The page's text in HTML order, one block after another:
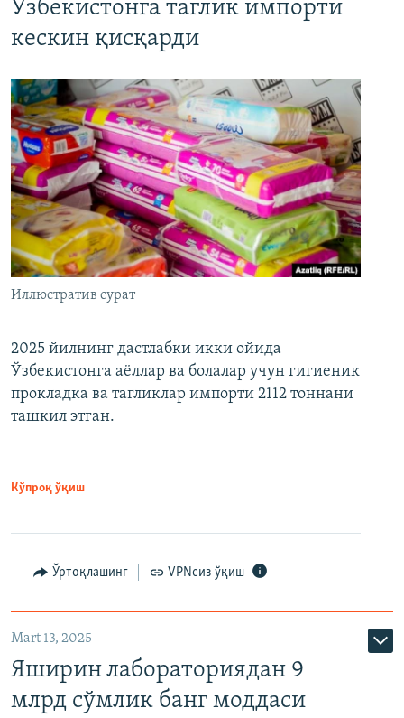
Ўзбекистонга таглик импорти
кескин қисқарди
Иллюстратив сурат
2025 йилнинг дастлабки икки ойида
Ўзбекистонга аёллар ва болалар учун гигиеник
прокладка ва тагликлар импорти 2112 тоннани
ташкил этган.
Кўпроқ ўқиш
Ўртоқлашинг VPNсиз ўқиш
Mart 13, 2025
Яширин лабораториядан 9
млрд сўмлик банг моддаси